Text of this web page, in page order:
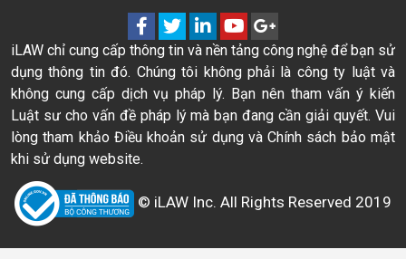
iLAW chỉ cung cấp thông tin và nền tảng công nghệ để bạn sử
dụng thông tin đó. Chúng tôi không phải là công ty luật và
không cung cấp dịch vụ pháp lý. Bạn nên tham vấn ý kiến
Luật sư cho vấn đề pháp lý mà bạn đang cần giải quyết. Vui
lòng tham khảo Điều khoản sử dụng và Chính sách bảo mật
khi sử dụng website.
© iLAW Inc. All Rights Reserved 2019